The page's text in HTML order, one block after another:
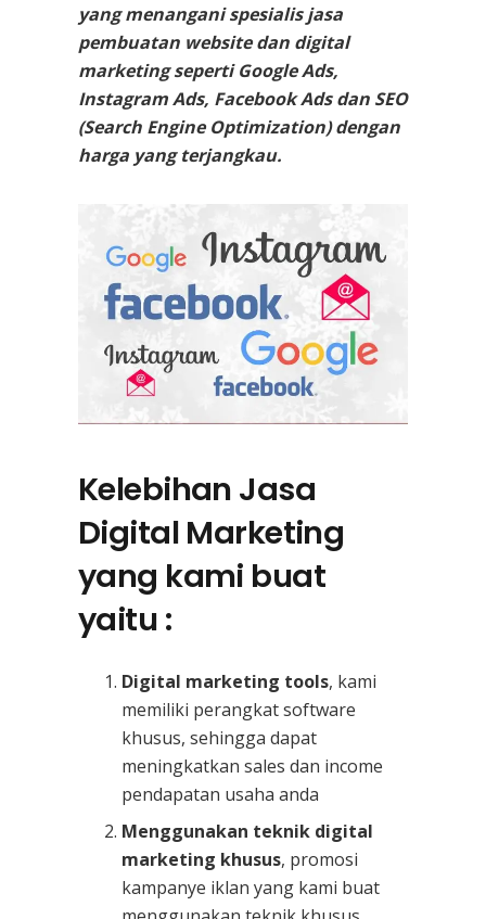
yang menangani spesialis jasa
pembuatan website dan digital
marketing seperti Google Ads,
Instagram Ads, Facebook Ads dan SEO
(Search Engine Optimization) dengan
harga yang terjangkau.
Kelebihan Jasa
Digital Marketing
yang kami buat
yaitu :
Digital marketing tools, kami
memiliki perangkat software
khusus, sehingga dapat
meningkatkan sales dan income
pendapatan usaha anda
Menggunakan teknik digital
marketing khusus, promosi
kampanye iklan yang kami buat